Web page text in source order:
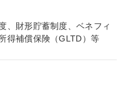
、財形貯蓄制度、ベネフィ
得補償保険（GLTD）等